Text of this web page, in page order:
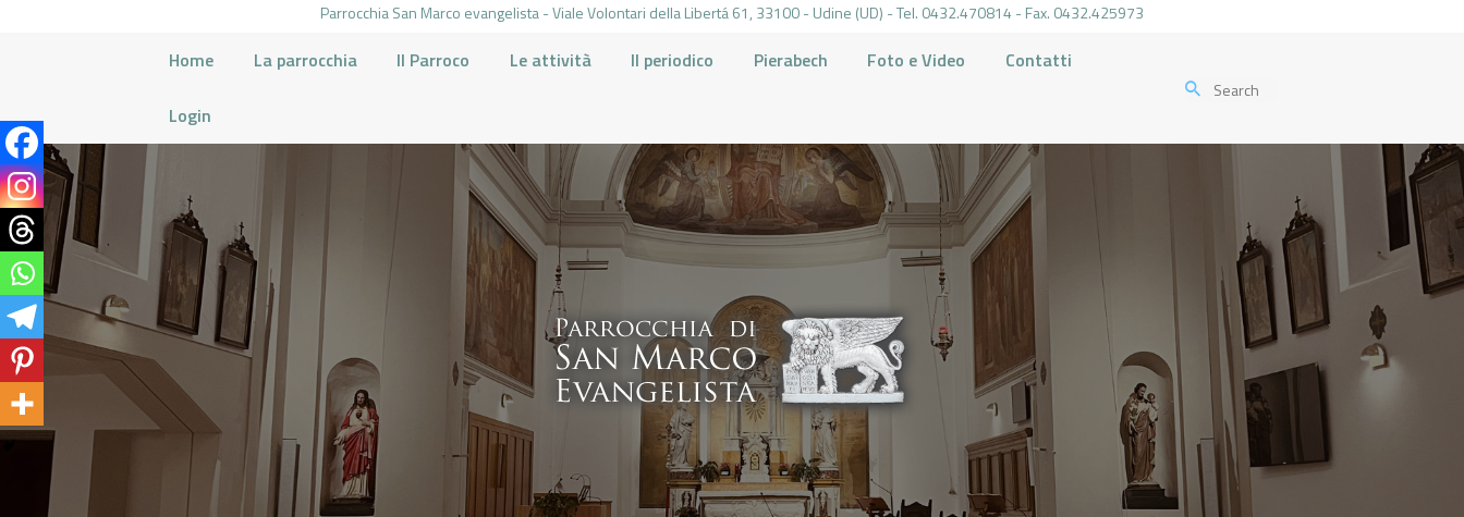
Parrocchia San Marco evangelista - Viale Volontari della Libertá 61, 33100 - Udine (UD) - Tel. 0432.470814 - Fax. 0432.425973
Home La parrocchia Il Parroco Le attività Il periodico Pierabech Foto e Video Contatti
Login
HOME
LA PARROCCHIA
IL PARROCO
LE ATTIVITÀ
IL PERIODICO
PIERABECH
FOTO E VIDEO